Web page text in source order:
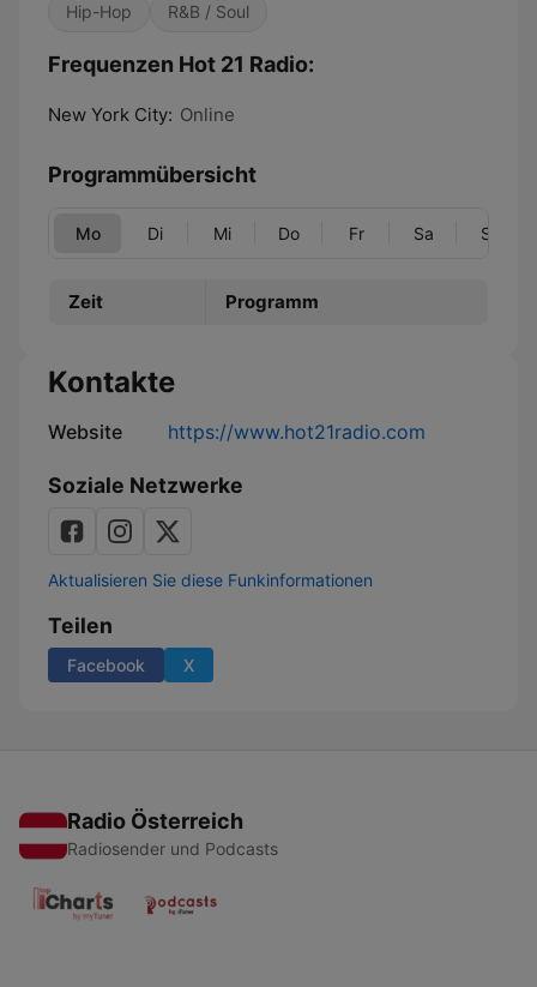
Hip-Hop R&B / Soul
Frequenzen Hot 21 Radio:
New York City: Online
Programmübersicht
Mo Di Mi Do Fr Sa So
Zeit Programm
Kontakte
Website https://www.hot21radio.com
Soziale Netzwerke
Aktualisieren Sie diese Funkinformationen
Teilen
Facebook X
Radio Österreich
Radiosender und Podcasts